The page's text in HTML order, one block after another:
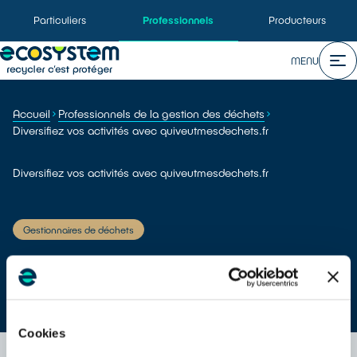
Cookies
Particuliers Professionnels Producteurs
MENU
Accueil
Professionnels de la gestion des déchets
Diversifiez vos activités avec quiveutmesdechets.fr
Diversifiez vos activités avec quiveutmesdechets.fr
Gestionnaires de déchets
Partager :